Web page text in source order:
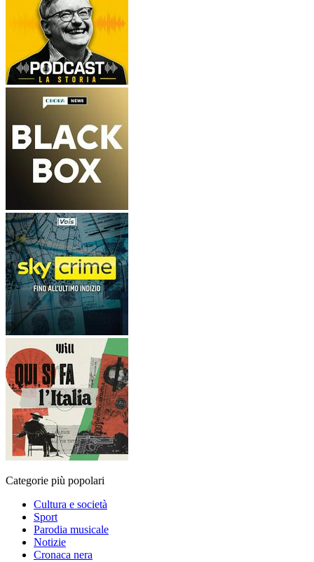
Categorie più popolari
Cultura e società
Sport
Parodia musicale
Notizie
Cronaca nera